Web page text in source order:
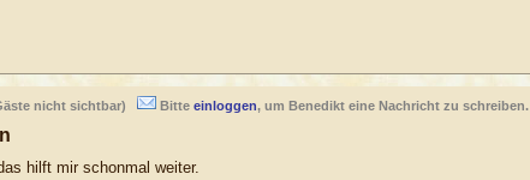
nicht sichtbar) Bitte einloggen, um Benedikt eine Nachricht zu schreiben.
hilft mir schonmal weiter.